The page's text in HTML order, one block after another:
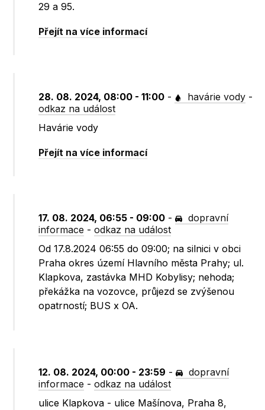
29 a 95.
Přejít na více informací
28. 08. 2024, 08:00 - 11:00 - havárie vody -
odkaz na událost
Havárie vody
Přejít na více informací
17. 08. 2024, 06:55 - 09:00 -
dopravní
informace -odkaz na událost
Od 17.8.2024 06:55 do 09:00; na silnici v obci
Praha okres území Hlavního města Prahy; ul.
Klapkova, zastávka MHD Kobylisy; nehoda;
překážka na vozovce, průjezd se zvýšenou
opatrností; BUS x OA.
12. 08. 2024, 00:00 - 23:59 -
dopravní
informace -odkaz na událost
ulice Klapkova - ulice Mašínova, Praha 8,